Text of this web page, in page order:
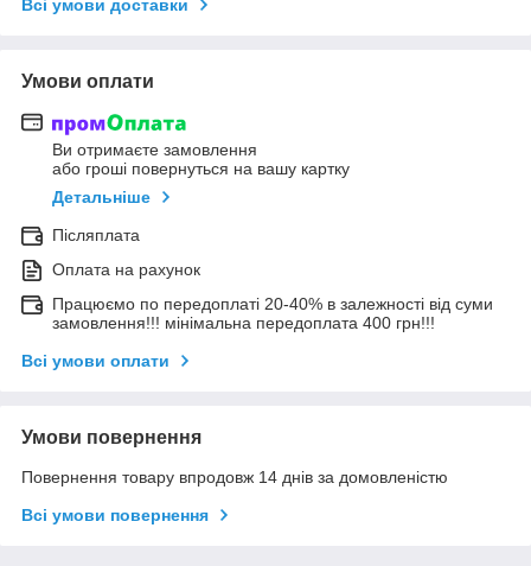
Всі умови доставки
Умови оплати
Ви отримаєте замовлення
або гроші повернуться на вашу картку
Детальніше
Післяплата
Оплата на рахунок
Працюємо по передоплаті 20-40% в залежності від суми
замовлення!!! мінімальна передоплата 400 грн!!!
Всі умови оплати
Умови повернення
Повернення товару впродовж 14 днів за домовленістю
Всі умови повернення